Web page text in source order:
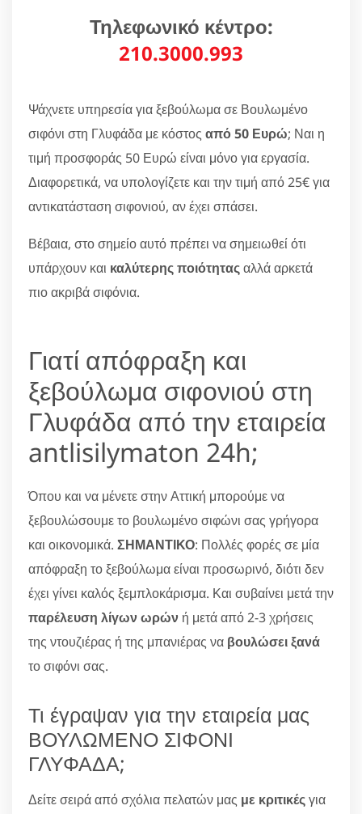
Τηλεφωνικό κέντρο:
210.3000.993
Ψάχνετε υπηρεσία για ξεβούλωμα σε Βουλωμένο
σιφόνι στη Γλυφάδα με κόστος από 50 Ευρώ; Ναι η
τιμή προσφοράς 50 Ευρώ είναι μόνο για εργασία.
Διαφορετικά, να υπολογίζετε και την τιμή από 25€ για
αντικατάσταση σιφονιού, αν έχει σπάσει.
Βέβαια, στο σημείο αυτό πρέπει να σημειωθεί ότι
υπάρχουν και καλύτερης ποιότηταςαλλά αρκετά
πιο ακριβά σιφόνια.
Γιατί απόφραξη και
ξεβούλωμα σιφονιού στη
Γλυφάδα από την εταιρεία
antlisilymaton 24h;
Όπου και να μένετε στην Αττική μπορούμε να
ξεβουλώσουμε το βουλωμένο σιφώνι σας γρήγορα
και οικονομικά. ΣΗΜΑΝΤΙΚΟ: Πολλές φορές σε μία
απόφραξη το ξεβούλωμα είναι προσωρινό, διότι δεν
έχει γίνει καλός ξεμπλοκάρισμα. Και συβαίνει μετά την
παρέλευση λίγων ωρών ή μετά από 2-3 χρήσεις
της ντουζιέρας ή της μπανιέρας να βουλώσει ξανά
το σιφόνι σας.
Τι έγραψαν για την εταιρεία μας
ΒΟΥΛΩΜΕΝΟ ΣΙΦΟΝΙ
ΓΛΥΦΑΔΑ;
Δείτε σειρά από σχόλια πελατών μας με κριτικέςγια